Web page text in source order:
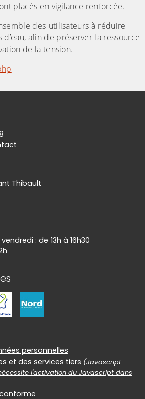
placés en vigilance renforcée.
des utilisateurs à réduire
afin de préserver la ressource
de la tension.
contact
Thibault
: de 13h à 16h30
personnelles
et des services tiers (Javascript
l'activation du Javascript dans